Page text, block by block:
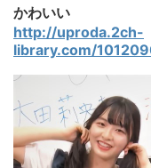
かわいい
http://uproda.2ch-
library.com/